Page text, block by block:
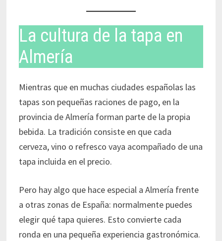
La cultura de la tapa en
Almería
Mientras que en muchas ciudades españolas las
tapas son pequeñas raciones de pago, en la
provincia de Almería forman parte de la propia
bebida. La tradición consiste en que cada
cerveza, vino o refresco vaya acompañado de una
tapa incluida en el precio.
Pero hay algo que hace especial a Almería frente
a otras zonas de España: normalmente puedes
elegir qué tapa quieres. Esto convierte cada
ronda en una pequeña experiencia gastronómica.